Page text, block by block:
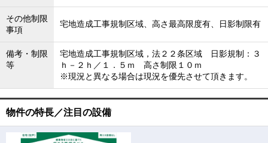
その他制限
事項
宅地造成工事規制区域、高さ最高限度有、日影制限有
備考・制限
等
宅地造成工事規制区域，法２２条区域 日影規制：３
ｈ－２ｈ／１．５ｍ 高さ制限１０ｍ
※現況と異なる場合は現況を優先させて頂きます。
物件の特長／注目の設備